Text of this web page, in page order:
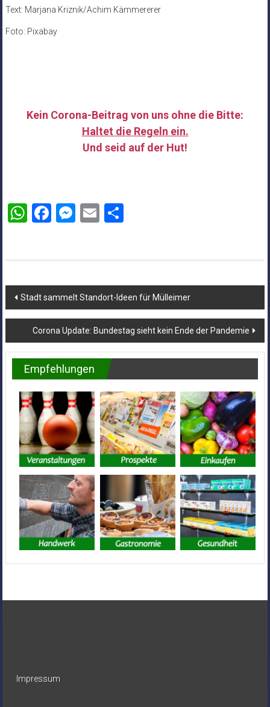
Text: Marjana Kriznik/Achim Kämmererer
Foto: Pixabay
Kein Corona-Beitrag von uns ohne die Bitte:
Haltet die Regeln ein.
Und seid auf der Hut!
WhatsApp
Facebook
Messenger
Email
Beitragsnavigation
Stadt sammelt Standort-Ideen für Mülleimer
Corona Update: Bundestag sieht kein Ende der Pandemie
Empfehlungen
Impressum